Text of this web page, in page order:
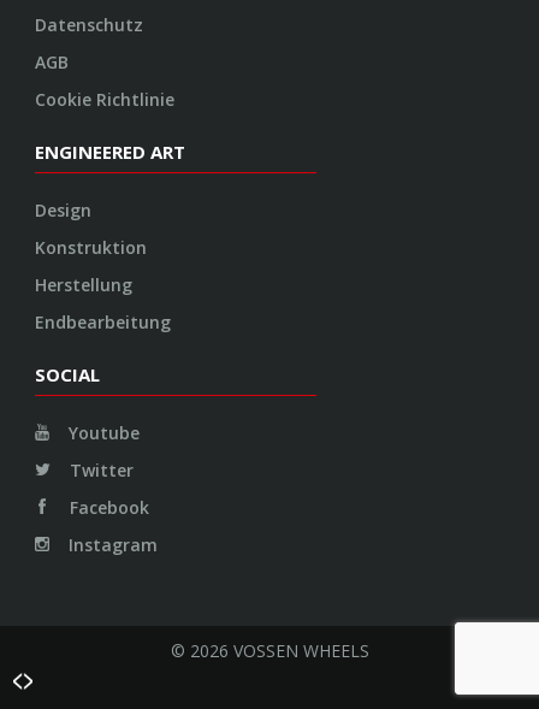
Datenschutz
AGB
Cookie Richtlinie
ENGINEERED ART
Design
Konstruktion
Herstellung
Endbearbeitung
SOCIAL
Youtube
Twitter
Facebook
Instagram
© 2026 VOSSEN WHEELS